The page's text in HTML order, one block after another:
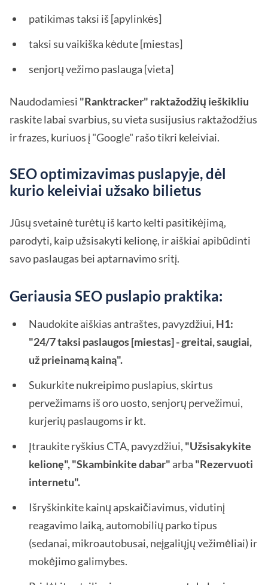
patikimas taksi iš [apylinkės]
taksi su vaikiška kėdute [miestas]
senjorų vežimo paslauga [vieta]
Naudodamiesi "Ranktracker" raktažodžių ieškikliu
raskite labai svarbius, su vieta susijusius raktažodžius
ir frazes, kuriuos į "Google" rašo tikri keleiviai.
SEO optimizavimas puslapyje, dėl
kurio keleiviai užsako bilietus
Jūsų svetainė turėtų iš karto kelti pasitikėjimą,
parodyti, kaip užsisakyti kelionę, ir aiškiai apibūdinti
savo paslaugas bei aptarnavimo sritį.
Geriausia SEO puslapio praktika:
Naudokite aiškias antraštes, pavyzdžiui, H1:
"24/7 taksi paslaugos [miestas] - greitai, saugiai,
už prieinamą kainą".
Sukurkite nukreipimo puslapius, skirtus
pervežimams iš oro uosto, senjorų pervežimui,
kurjerių paslaugoms ir kt.
Įtraukite ryškius CTA, pavyzdžiui, "Užsisakykite
kelionę", "Skambinkite dabar" arba "Rezervuoti
internetu".
Išryškinkite kainų apskaičiavimus, vidutinį
reagavimo laiką, automobilių parko tipus
(sedanai, mikroautobusai, neįgaliųjų vežimėliai) ir
mokėjimo galimybes.